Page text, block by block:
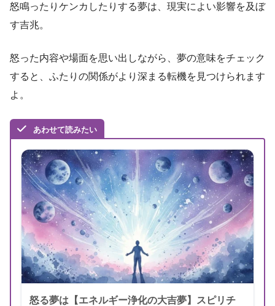
怒鳴ったりケンカしたりする夢は、現実によい影響を及ぼ
す吉兆。
怒った内容や場面を思い出しながら、夢の意味をチェック
すると、ふたりの関係がより深まる転機を見つけられます
よ。
あわせて読みたい
怒る夢は【エネルギー浄化の大吉夢】スピリチ